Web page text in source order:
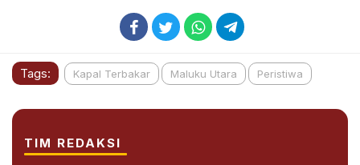
Tags: Kapal Terbakar Maluku Utara Peristiwa
TIM REDAKSI